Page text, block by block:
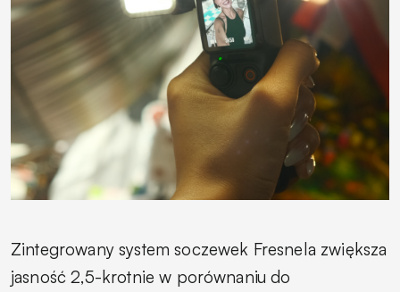
Zintegrowany system soczewek Fresnela zwiększa
jasność 2,5-krotnie w porównaniu do